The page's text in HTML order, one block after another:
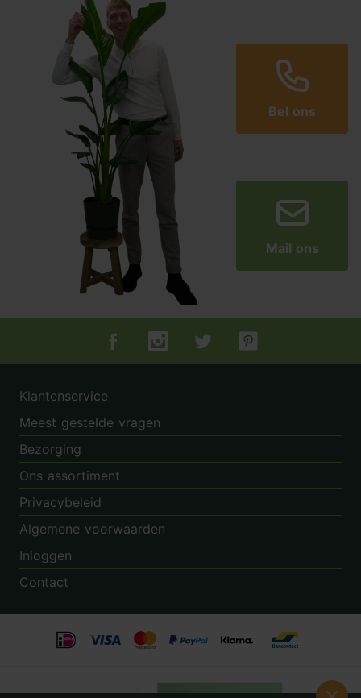
Bel ons
Mail ons
Tuincentrum.nl op Facebook
Tuincentrum.nl op Instagram
Tuincentrum.nl op Twitter
Tuincentrum.nl op
Klantenservice
Meest gestelde vragen
Bezorging
Ons assortiment
Privacybeleid
Algemene voorwaarden
Inloggen
Contact